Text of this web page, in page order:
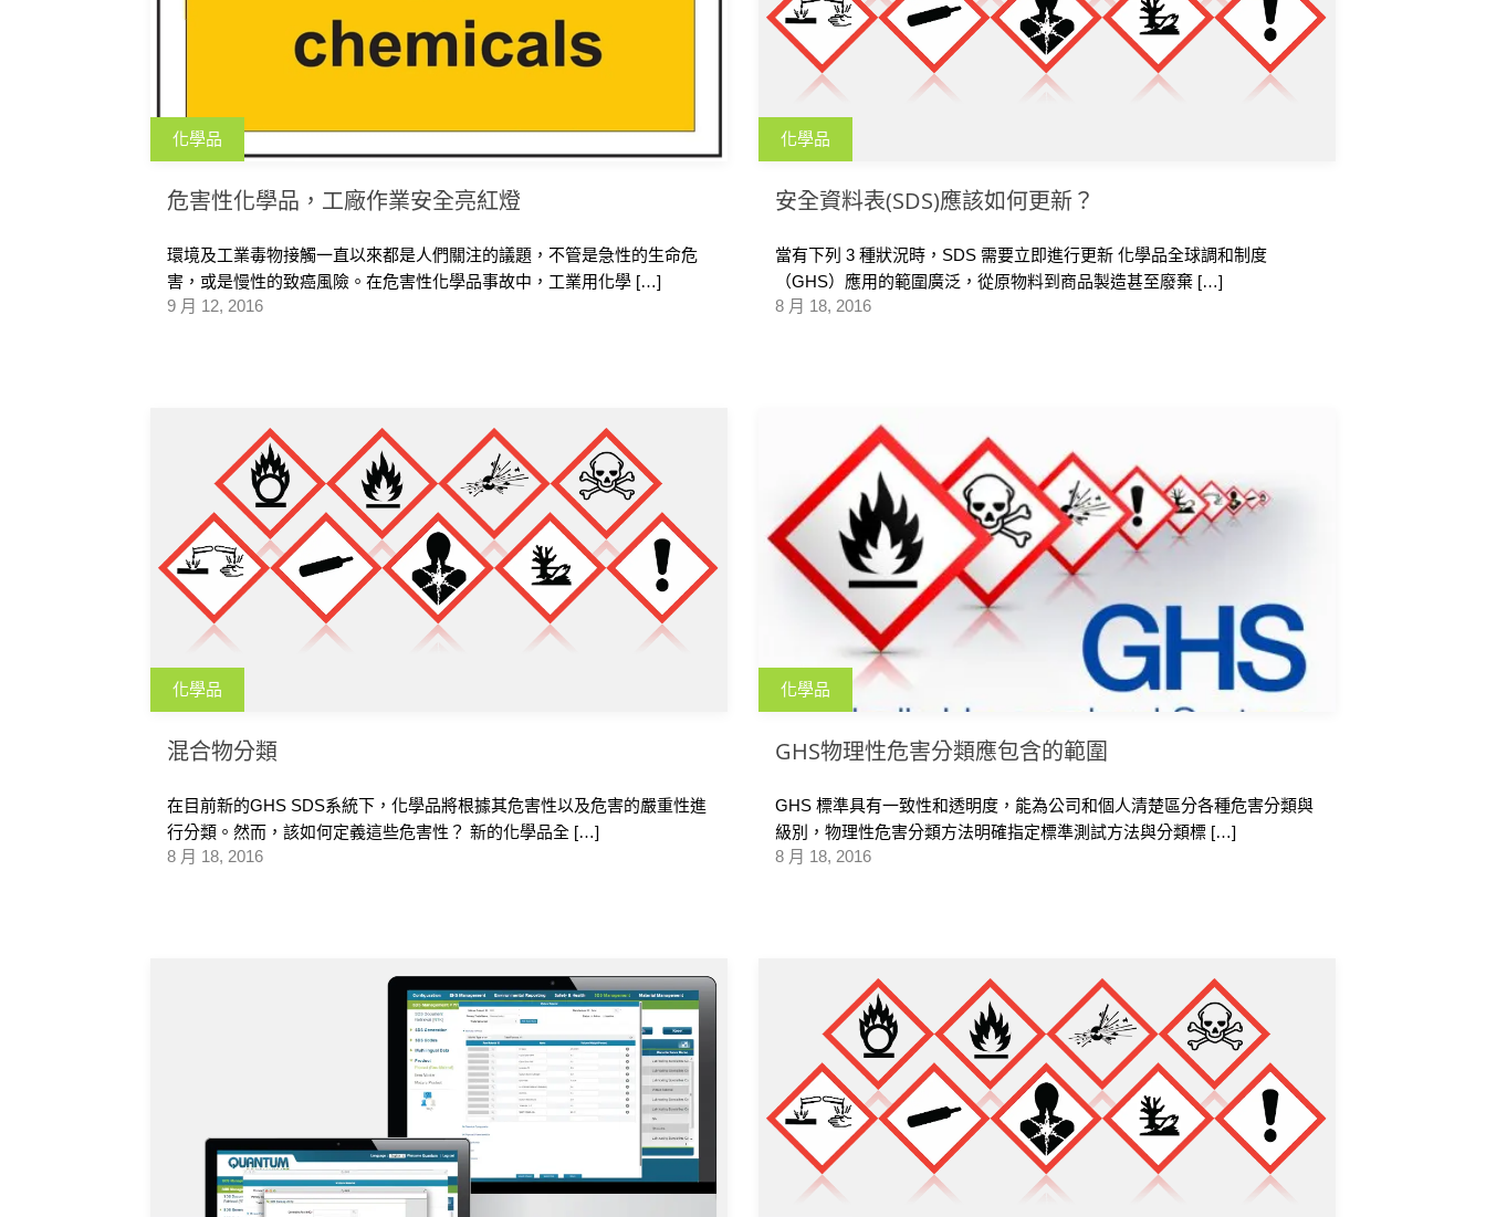
化學品
危害性化學品，工廠作業安全亮紅燈
9 月 12, 2016
環境及工業毒物接觸一直以來都是人們關注的議題，不管是急性的生命危
害，或是慢性的致癌風險。在危害性化學品事故中，工業用化學 […]
化學品
安全資料表(SDS)應該如何更新？
8 月 18, 2016
當有下列 3 種狀況時，SDS 需要立即進行更新 化學品全球調和制度
（GHS）應用的範圍廣泛，從原物料到商品製造甚至廢棄 […]
化學品
混合物分類
8 月 18, 2016
在目前新的GHS SDS系統下，化學品將根據其危害性以及危害的嚴重性進
行分類。然而，該如何定義這些危害性？ 新的化學品全 […]
化學品
GHS物理性危害分類應包含的範圍
8 月 18, 2016
GHS 標準具有一致性和透明度，能為公司和個人清楚區分各種危害分類與
級別，物理性危害分類方法明確指定標準測試方法與分類標 […]